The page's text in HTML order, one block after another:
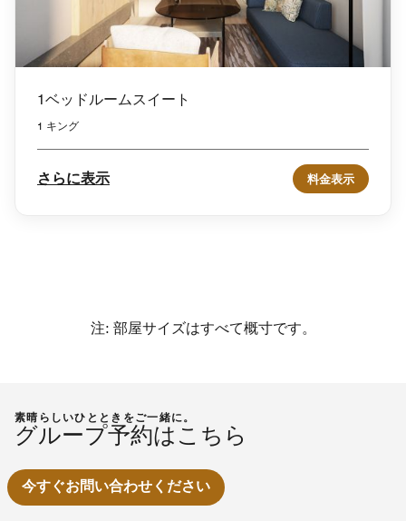
1ベッドルームスイート
1 キング
さらに表示 料金表示
注: 部屋サイズはすべて概寸です。
素晴らしいひとときをご一緒に。
グループ予約はこちら
今すぐお問い合わせください